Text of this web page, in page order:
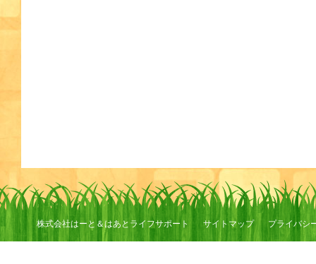
株式会社はーと＆はあとライフサポート サイトマップ プライバシ